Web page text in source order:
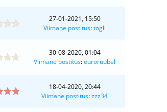
27-01-2021, 15:50
Viimane postitus:togli
30-08-2020, 01:04
Viimane postitus:euroruubel
18-04-2020, 20:44
Viimane postitus:zzz34